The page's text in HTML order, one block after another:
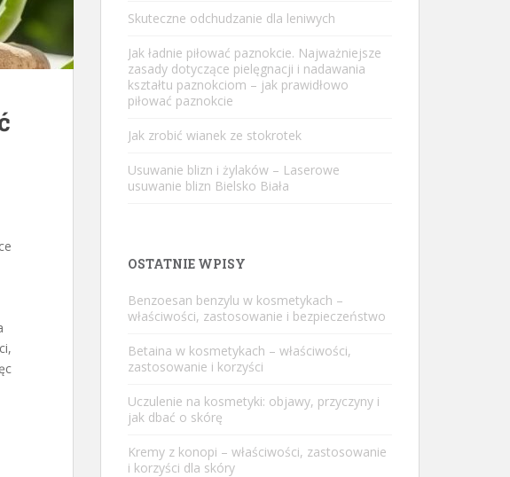
Skuteczne odchudzanie dla leniwych
Jak ładnie piłować paznokcie. Najważniejsze
zasady dotyczące pielęgnacji i nadawania
kształtu paznokciom – jak prawidłowo
piłować paznokcie
Jak zrobić wianek ze stokrotek
Usuwanie blizn i żylaków – Laserowe
usuwanie blizn Bielsko Biała
OSTATNIE WPISY
Benzoesan benzylu w kosmetykach –
właściwości, zastosowanie i bezpieczeństwo
Betaina w kosmetykach – właściwości,
zastosowanie i korzyści
Uczulenie na kosmetyki: objawy, przyczyny i
jak dbać o skórę
Kremy z konopi – właściwości, zastosowanie
i korzyści dla skóry